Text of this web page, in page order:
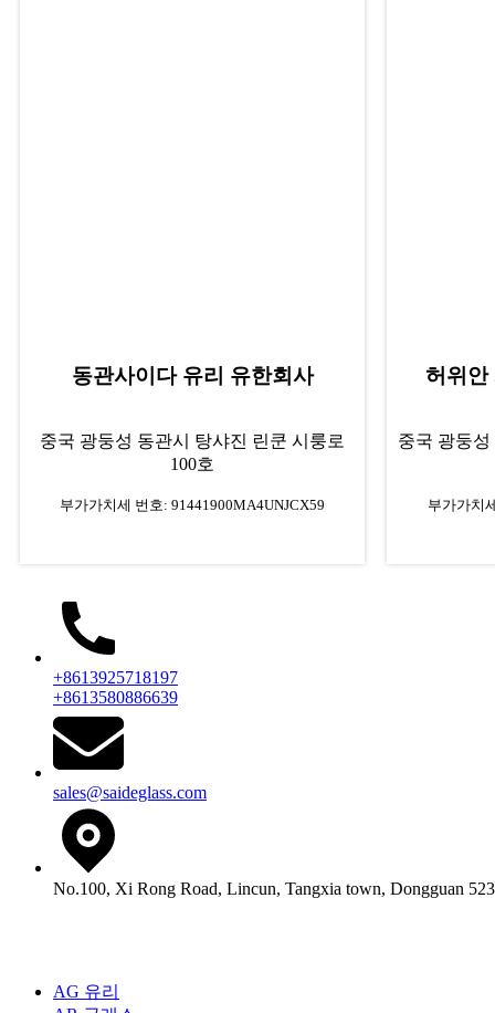
동관사이다 유리 유한회사
중국 광둥성 동관시 탕샤진 린쿤 시룽로
100호
부가가치세 번호: 91441900MA4UNJCX59
허위안
중국 광둥
부가가치
+8613925718197
+8613580886639
sales@saideglass.com
No.100, Xi Rong Road, Lincun, Tangxia town, Dongguan
AG 유리